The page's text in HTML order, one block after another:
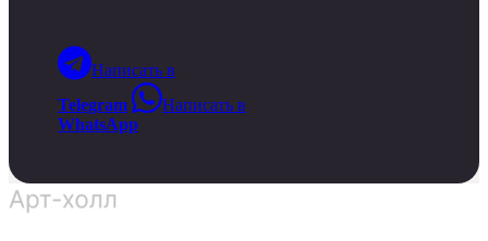
Написать в
Telegram
Написать в
WhatsApp